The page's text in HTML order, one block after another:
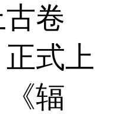
卷
式上
辐